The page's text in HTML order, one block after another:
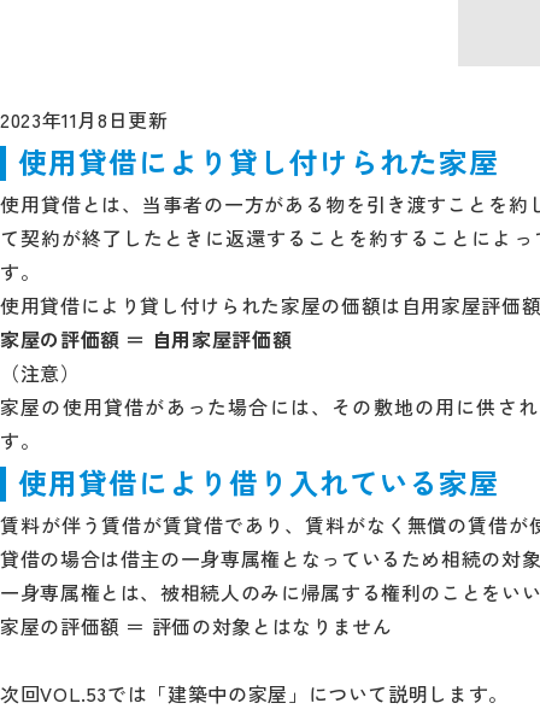
2023年11月8日更新
使用貸借により貸し付けられた家屋
使用貸借とは、当事者の一方がある物を引き渡すことを
て契約が終了したときに返還することを約することによ
す。
使用貸借により貸し付けられた家屋の価額は自用家屋評価
家屋の評価額 ＝ 自用家屋評価額
（注意）
家屋の使用貸借があった場合には、その敷地の用に供さ
す。
使用貸借により借り入れている家屋
賃料が伴う賃借が賃貸借であり、賃料がなく無償の賃借
貸借の場合は借主の一身専属権となっているため相続の対
一身専属権とは、被相続人のみに帰属する権利のことをい
家屋の評価額 ＝ 評価の対象とはなりません
次回VOL.53では「建築中の家屋」について説明します。